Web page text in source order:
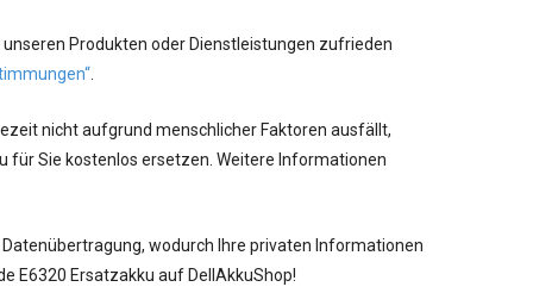
Produkten oder Dienstleistungen zufrieden
nicht aufgrund menschlicher Faktoren ausfällt,
für Sie kostenlos ersetzen. Weitere Informationen
wodurch Ihre privaten Informationen
E6320 Ersatzakku auf DellAkkuShop!